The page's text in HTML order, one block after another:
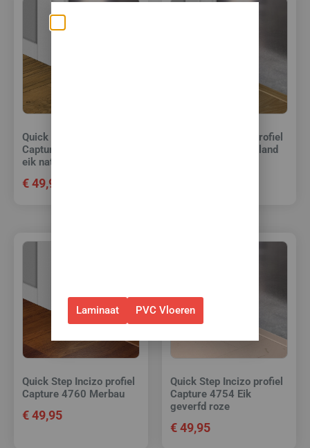
Quick Step Incizo profiel
Capture 4767 Gebarsten
eik natuur
€49,95
Quick Step Incizo profiel
Majestic 3546 Bosland
Quick Step Incizo profiel
Capture 4760 Merbau
€49,95
Quick Step Incizo profiel
Capture 4754 Eik
geverfd roze
€49,95
Laminaat PVC Vloeren